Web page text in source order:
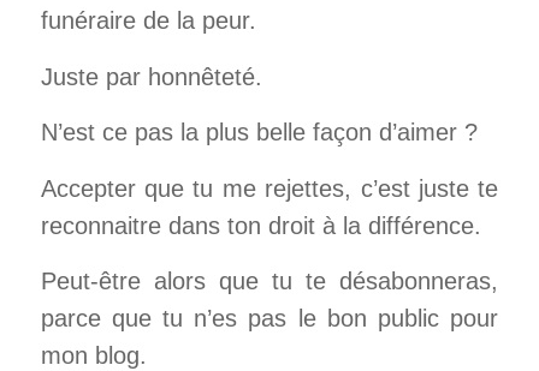
funéraire de la peur.
Juste par honnêteté.
N’est ce pas la plus belle façon d’aimer ?
Accepter que tu me rejettes, c’est juste te
reconnaitre dans ton droit à la différence.
Peut-être alors que tu te désabonneras,
parce que tu n’es pas le bon public pour
mon blog.